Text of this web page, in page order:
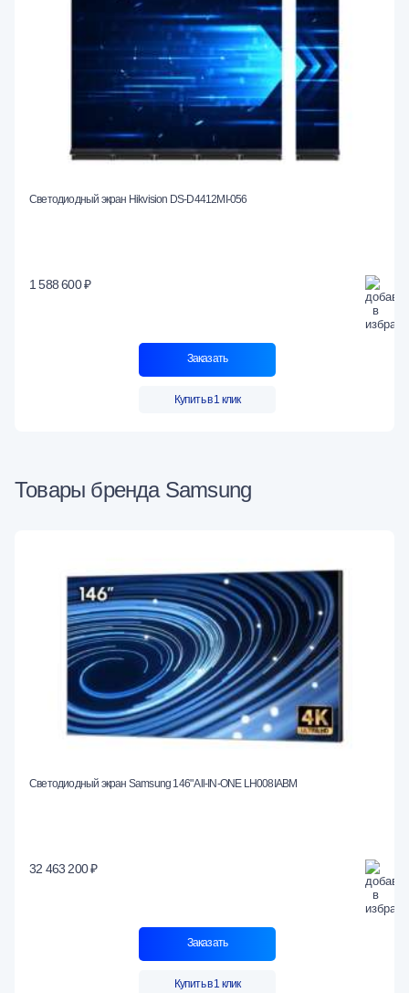
Светодиодный экран Hikvision DS-D4412MI-056
1 588 600 ₽
Заказать
Купить в 1 клик
Товары бренда Samsung
Светодиодный экран Samsung 146" All-IN-ONE LH008IABM
32 463 200 ₽
Заказать
Купить в 1 клик